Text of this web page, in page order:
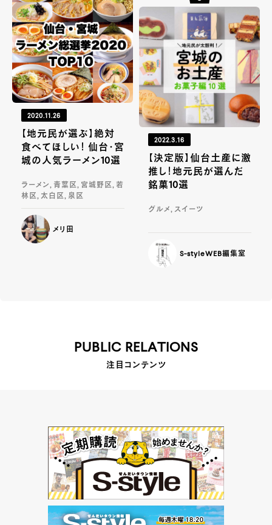
2020.11.26
【地元民が選ぶ】絶対
食べてほしい！ 仙台・宮
城の人気ラーメン10選
ラーメン, 青葉区, 宮城野区, 若
林区, 太白区, 泉区
メリ田
2022.3.16
【決定版】仙台土産に激
推し！地元民が選んだ
銘菓10選
グルメ, スイーツ
S-styleWEB編集室
PUBLIC RELATIONS
注目コンテンツ